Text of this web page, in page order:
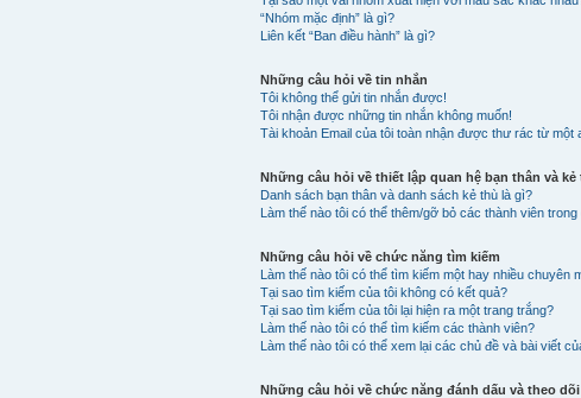
“Nhóm mặc định” là gì?
Liên kết “Ban điều hành” là gì?
Những câu hỏi về tin nhắn
Tôi không thể gửi tin nhắn được!
Tôi nhận được những tin nhắn không muốn!
Tài khoản Email của tôi toàn nhận được thư rác từ một
Những câu hỏi về thiết lập quan hệ bạn thân và kẻ
Danh sách bạn thân và danh sách kẻ thù là gì?
Làm thế nào tôi có thể thêm/gỡ bỏ các thành viên
Những câu hỏi về chức năng tìm kiếm
Làm thế nào tôi có thể tìm kiếm một hay nhiều chuyên
Tại sao tìm kiếm của tôi không có kết quả?
Tại sao tìm kiếm của tôi lại hiện ra một trang trắng?
Làm thế nào tôi có thể tìm kiếm các thành viên?
Làm thế nào tôi có thể xem lại các chủ đề và bài viết
Những câu hỏi về chức năng đánh dấu và theo